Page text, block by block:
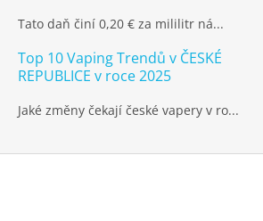
Tato daň činí 0,20 € za mililitr ná...
Top 10 Vaping Trendů v ČESKÉ
REPUBLICE v roce 2025
Jaké změny čekají české vapery v ro...